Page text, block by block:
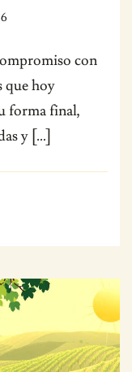
con
que hoy
forma final,
y […]